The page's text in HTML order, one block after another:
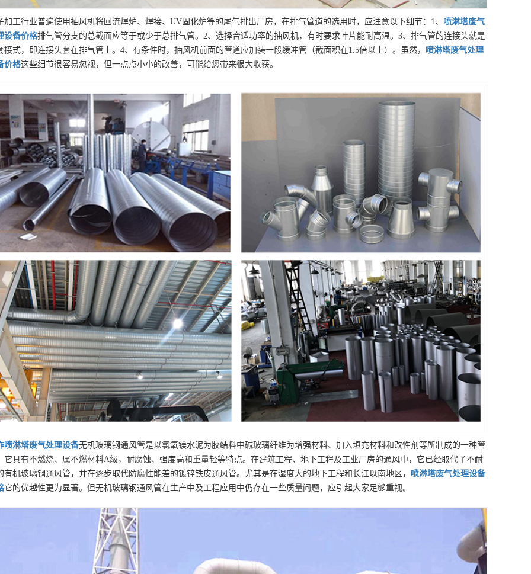
加工行业普遍使用抽风机将回流焊炉、焊接、UV固化炉等的尾气排出厂房，在排气管道的选用时，应注意以下细节：1、 喷淋塔废气
设备价格排气管分支的总截面应等于或少于总排气管。2、选择合适功率的抽风机，有时要求叶片能耐高温。3、排气管的连接头就是
接式，即连接头套在排气管上。4、有条件时，抽风机前面的管道应加装一段缓冲管（截面积在1.5倍以上）。虽然， 喷淋塔废气处理
价格这些细节很容易忽视，但一点点小小的改善，可能给您带来很大收获。
喷淋塔废气处理设备无机玻璃钢通风管是以氯氧镁水泥为胶结料中碱玻璃纤维为增强材料、加入填充材料和改性剂等所制成的一种管
它具有不燃烧、属不燃材料A级，耐腐蚀、强度高和重量轻等特点。在建筑工程、地下工程及工业厂房的通风中，它已经取代了不耐
有机玻璃钢通风管，并在逐步取代防腐性能差的镀锌铁皮通风管。尤其是在湿度大的地下工程和长江以南地区， 喷淋塔废气处理设备
它的优越性更为显著。但无机玻璃钢通风管在生产中及工程应用中仍存在一些质量问题，应引起大家足够重视。